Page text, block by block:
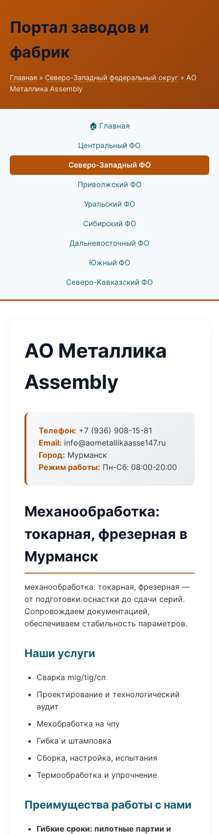
Портал заводов и
фабрик
Главная » Северо-Западный федеральный округ » АО
Металлика Assembly
🏠 Главная
Центральный ФО
Северо-Западный ФО
Приволжский ФО
Уральский ФО
Сибирский ФО
Дальневосточный ФО
Южный ФО
Северо-Кавказский ФО
АО Металлика
Assembly
Телефон: +7 (936) 908-15-81
Email: info@aometallikaasse147.ru
Город: Мурманск
Режим работы: Пн-Сб: 08:00-20:00
Механообработка:
токарная, фрезерная в
Мурманск
механообработка: токарная, фрезерная —
от подготовки оснастки до сдачи серий.
Сопровождаем документацией,
обеспечиваем стабильность параметров.
Наши услуги
Сварка mig/tig/сп
Проектирование и технологический
аудит
Мехобработка на чпу
Гибка и штамповка
Сборка, настройка, испытания
Термообработка и упрочнение
Преимущества работы с нами
Гибкие сроки: пилотные партии и